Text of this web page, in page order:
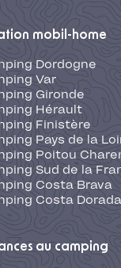
mobil-home
Dordogne
Var
Gironde
Hérault
Finistère
Pays de la
Poitou
Sud de la
Costa Brava
Costa Dorada
au camping